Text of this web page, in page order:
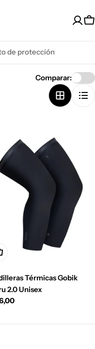
de protección
Comparar:
Térmicas Gobik
2.0 Unisex